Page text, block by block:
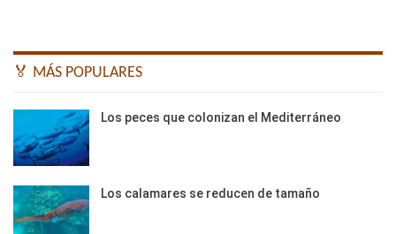
🏅 MÁS POPULARES
Los peces que colonizan el Mediterráneo
Los calamares se reducen de tamaño